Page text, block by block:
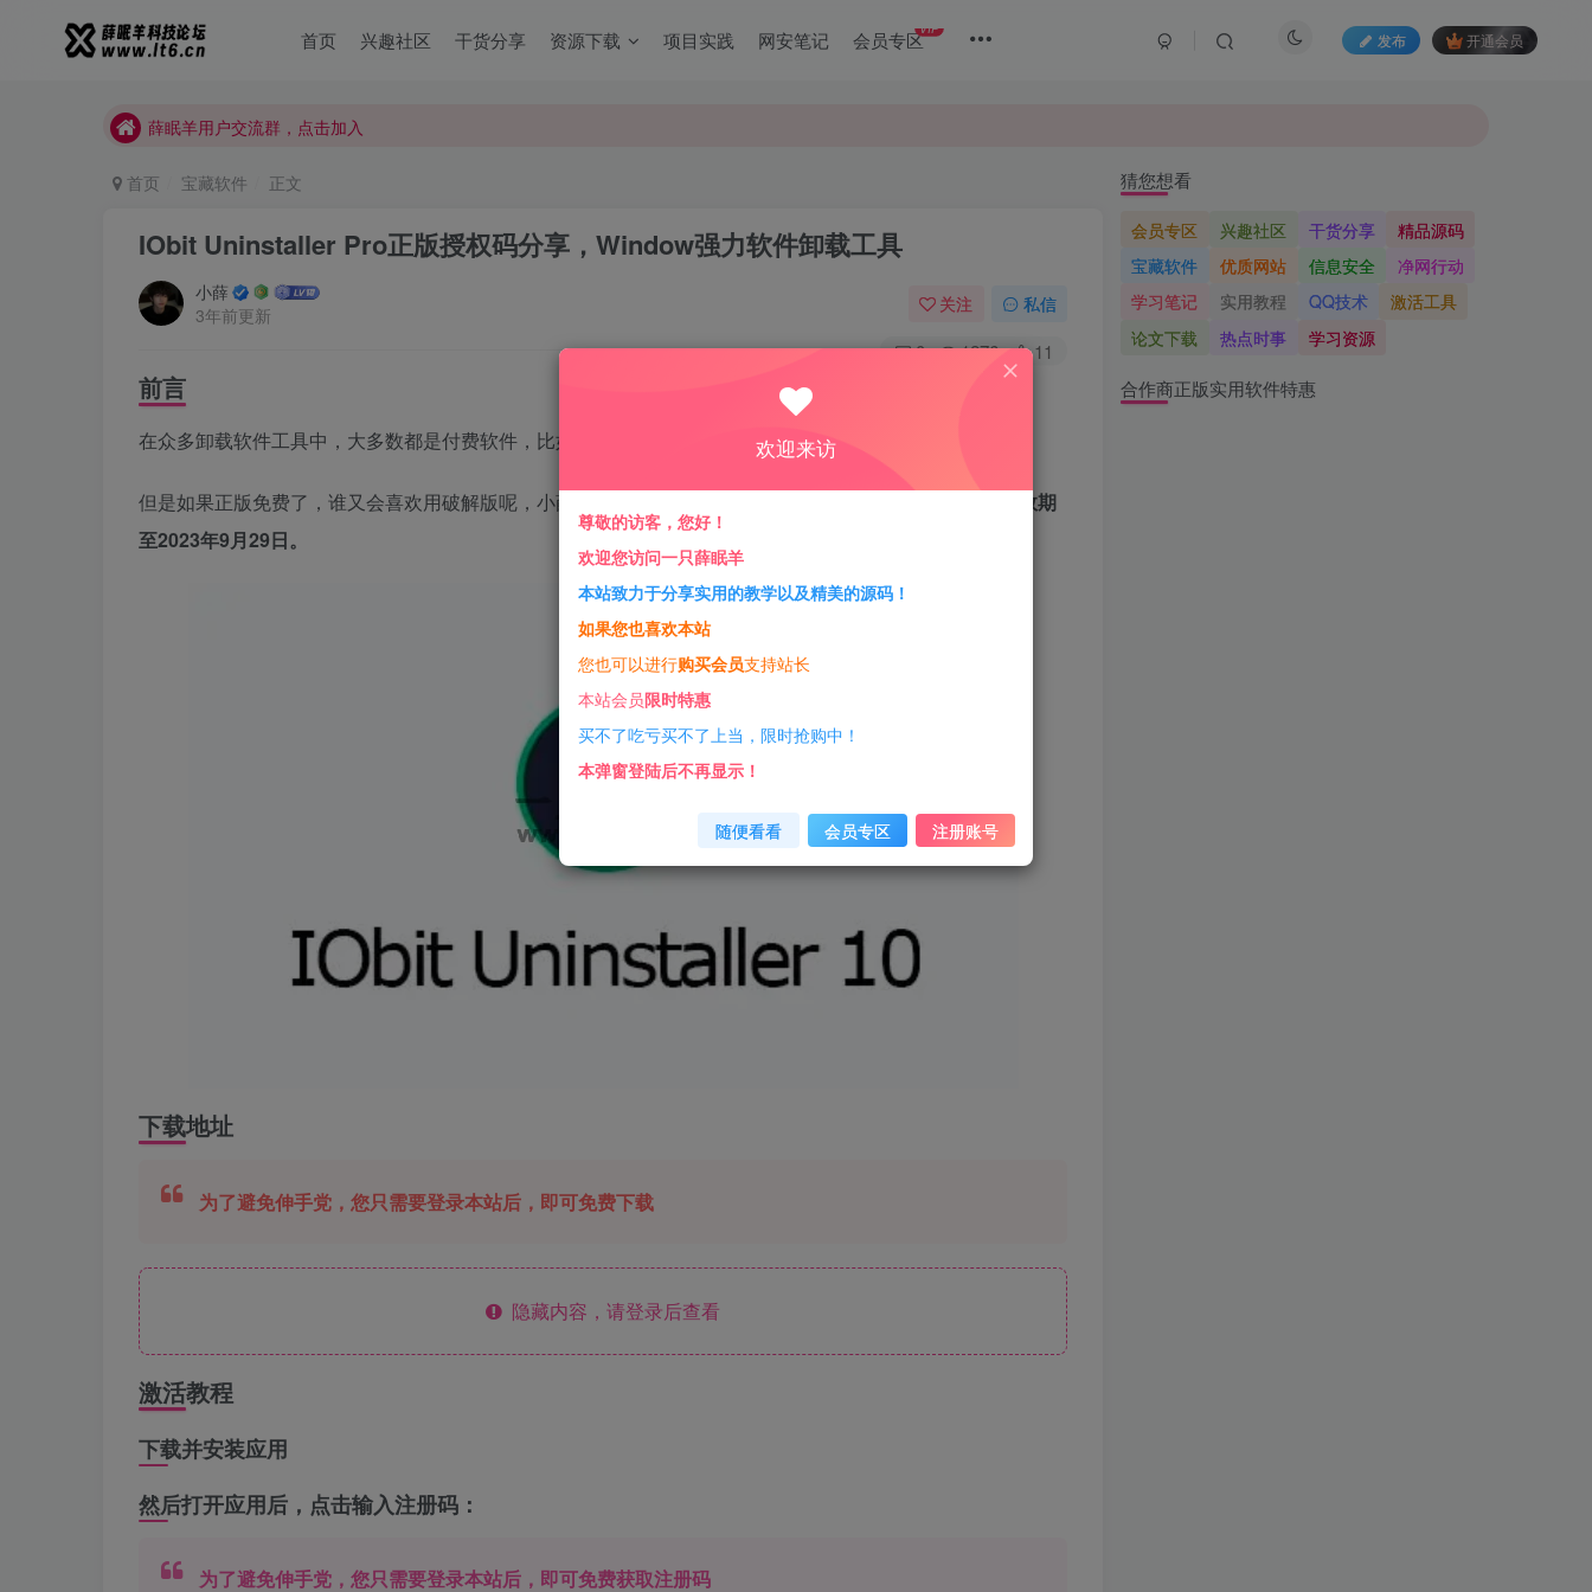
首页 兴趣社区 干货分享 资源下载 项目实践 网安笔记 会员专区VIP
发布 开通会员
薛眠羊用户交流群，点击加入
薛眠羊用户交流群，点击加入
首页 宝藏软件 正文
IObit Uninstaller Pro正版授权码分享，Window强力软件卸载工具
小薛
3年前更新
关注 私信
0 1276 11
前言
在众多卸载软件工具中，大多数都是付费软件，比如小薛最喜欢的就是 IObit Uninstaller Pro。
但是如果正版免费了，谁又会喜欢用破解版呢，小薛今天分享一个 IObit Uninstaller Pro 的
注册码，激活有效期
至2023年9月29日。
下载地址
为了避免伸手党，您只需要登录本站后，即可免费下载
隐藏内容，请登录后查看
激活教程
下载并安装应用
然后打开应用后，点击输入注册码 ：
为了避免伸手党，您只需要登录本站后，即可免费获取注册码
猜您想看
会员专区 兴趣社区 干货分享
精品源码
宝藏软件
优质网站 信息安全
净网行动
学习笔记
实用教程 QQ技术
激活工具
论文下载
热点时事 学习资源
合作商正版实用软件特惠
欢迎来访
尊敬的访客，您好！
欢迎您访问一只薛眠羊
本站致力于分享实用的教学以及精美的源码！
如果您也喜欢本站
您也可以进行购买会员支持站长
本站会员限时特惠
买不了吃亏买不了上当，限时抢购中！
本弹窗登陆后不再显示！
随便看看 会员专区 注册账号